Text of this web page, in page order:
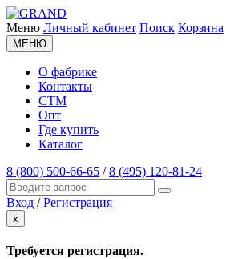
Меню Личный кабинет Поиск Корзина
МЕНЮ
О фабрике
Контакты
СТМ
Опт
Где купить
Каталог
8 (800) 500-66-65 /8 (495) 120-81-24
Вход / Регистрация
x
Требуется регистрация.